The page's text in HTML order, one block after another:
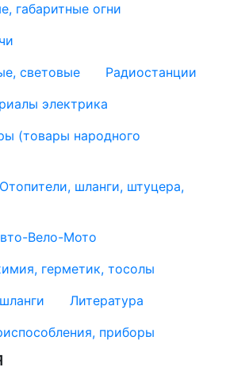
габаритные огни
световые
Радиостанции
электрика
(товары народного
шланги, штуцера,
Вело-Мото
герметик, тосолы
Литература
приборы